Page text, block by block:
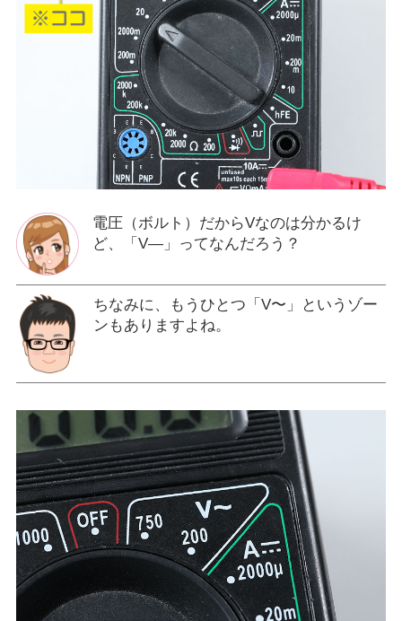
電圧（ボルト）だからVなのは分かるけ
ど、「V―」ってなんだろう？
ちなみに、もうひとつ「V〜」というゾー
ンもありますよね。